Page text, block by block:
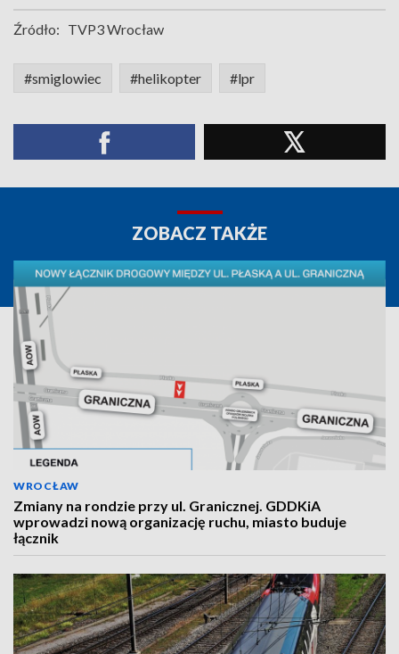
Źródło: TVP3 Wrocław
#smiglowiec #helikopter #lpr
ZOBACZ TAKŻE
WROCŁAW
Zmiany na rondzie przy ul. Granicznej. GDDKiA
wprowadzi nową organizację ruchu, miasto buduje
łącznik